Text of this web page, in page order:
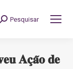
Search:
Pesquisar
𝐀𝐜̧𝐚̃𝐨 𝐝𝐞